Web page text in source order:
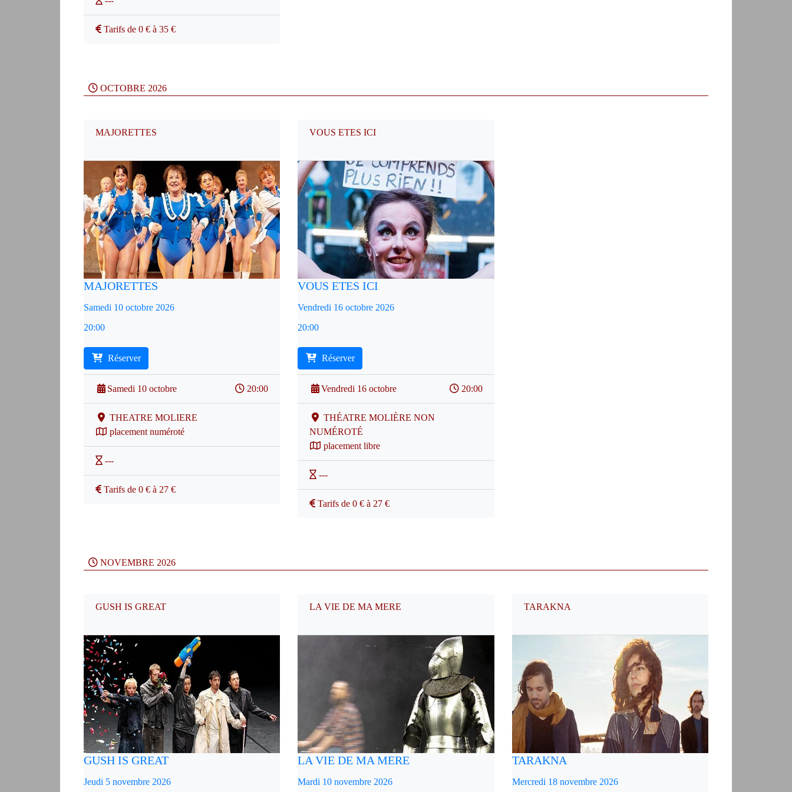
Tarifs de 0 € à 35 €
OCTOBRE 2026
MAJORETTES
MAJORETTES
Samedi 10 octobre 2026
20:00
Réserver
Samedi 10 octobre 20:00
THEATRE MOLIERE
placement numéroté
---
Tarifs de 0 € à 27 €
VOUS ETES ICI
VOUS ETES ICI
Vendredi 16 octobre 2026
20:00
Réserver
Vendredi 16 octobre 20:00
THÉATRE MOLIÈRE NON
NUMÉROTÉ
placement libre
---
Tarifs de 0 € à 27 €
NOVEMBRE 2026
GUSH IS GREAT
GUSH IS GREAT
Jeudi 5 novembre 2026
LA VIE DE MA MERE
LA VIE DE MA MERE
Mardi 10 novembre 2026
TARAKNA
TARAKNA
Mercredi 18 novembre 2026